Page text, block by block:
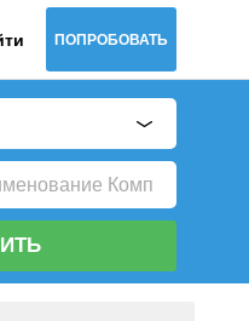
ПОПРОБОВАТЬ